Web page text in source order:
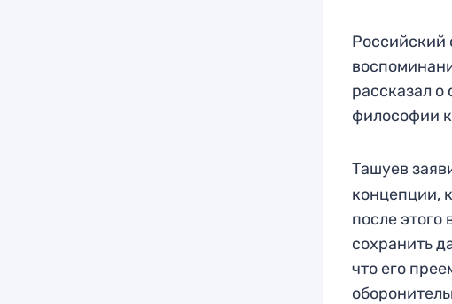
Российский
рассказал
философии
Ташуев
концепции,
после этого
сохранить
что его